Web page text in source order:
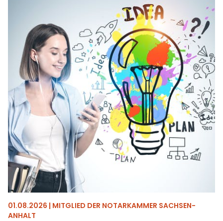
01.08.2026 | MITGLIED DER NOTARKAMMER SACHSEN-
ANHALT